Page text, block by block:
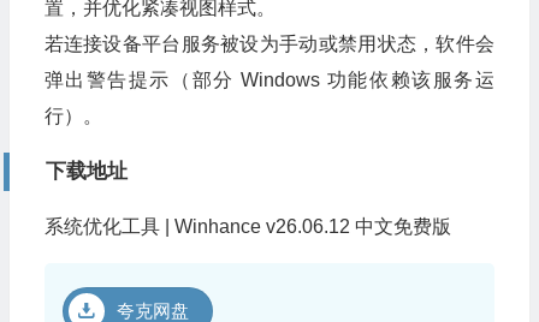
置，并优化紧凑视图样式。
若连接设备平台服务被设为手动或禁用状态，软件会
弹出警告提示（部分 Windows 功能依赖该服务运
行）。
下载地址
系统优化工具 | Winhance v26.06.12 中文免费版
夸克网盘